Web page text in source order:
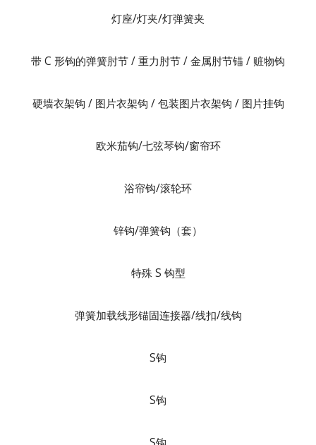
灯座/灯夹/灯弹簧夹
带 C 形钩的弹簧肘节 / 重力肘节 / 金属肘节锚 / 赃物钩
硬墙衣架钩 / 图片衣架钩 / 包装图片衣架钩 / 图片挂钩
欧米茄钩/七弦琴钩/窗帘环
浴帘钩/滚轮环
锌钩/弹簧钩（套）
特殊 S 钩型
弹簧加载线形锚固连接器/线扣/线钩
S钩
S钩